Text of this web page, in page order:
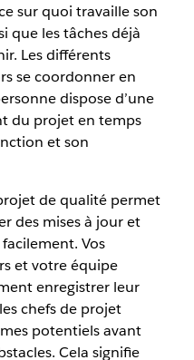
sur quoi travaille son
que les tâches déjà
Les différents
se coordonner en
dispose d’une
du projet en temps
et son
de qualité permet
des mises à jour et
Vos
et votre équipe
enregistrer leur
chefs de projet
potentiels avant
Cela signifie